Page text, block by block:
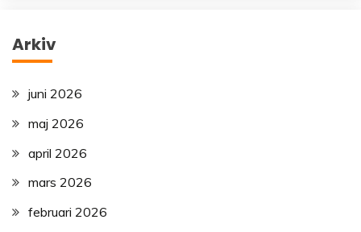
Arkiv
juni 2026
maj 2026
april 2026
mars 2026
februari 2026